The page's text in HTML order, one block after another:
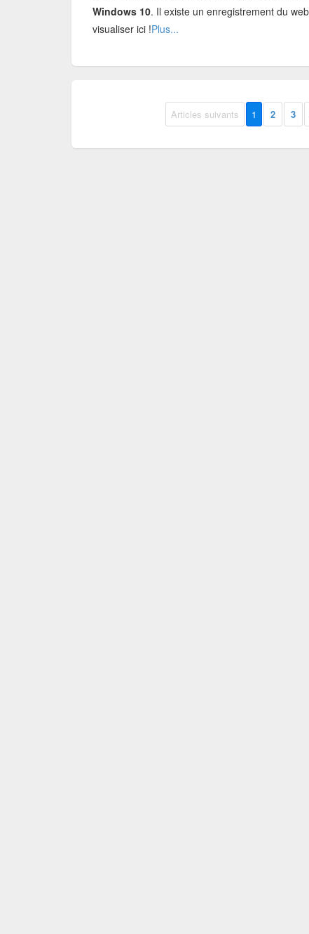
Windows 10. Il existe un enregistrement du
visualiser ici !Plus...
Articles suivants 1 2 3